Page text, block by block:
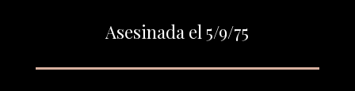
Asesinada el 5/9/75